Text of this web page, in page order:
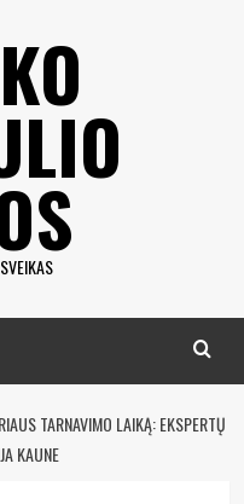
TARNAVIMO LAIKĄ: EKSPERTŲ
KAUNE